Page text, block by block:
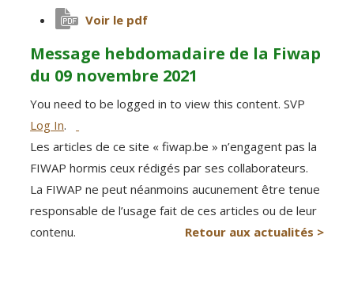
Voir le pdf
Message hebdomadaire de la Fiwap
du 09 novembre 2021
You need to be logged in to view this content. SVP
Log In.
Les articles de ce site « fiwap.be » n’engagent pas la
FIWAP hormis ceux rédigés par ses collaborateurs.
La FIWAP ne peut néanmoins aucunement être tenue
responsable de l’usage fait de ces articles ou de leur
contenu.
Retour aux actualités >